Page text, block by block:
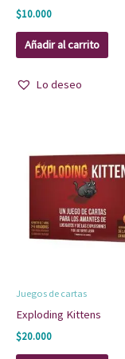
$10.000
Añadir al carrito
Lo deseo
Juegos de cartas
Exploding Kittens
$20.000